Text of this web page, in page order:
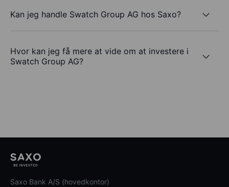
Kan jeg handle Swatch Group AG hos Saxo?
Hvor kan jeg få mere at vide om at investere i
Swatch Group AG?
Saxo Bank A/S (hovedkontor)